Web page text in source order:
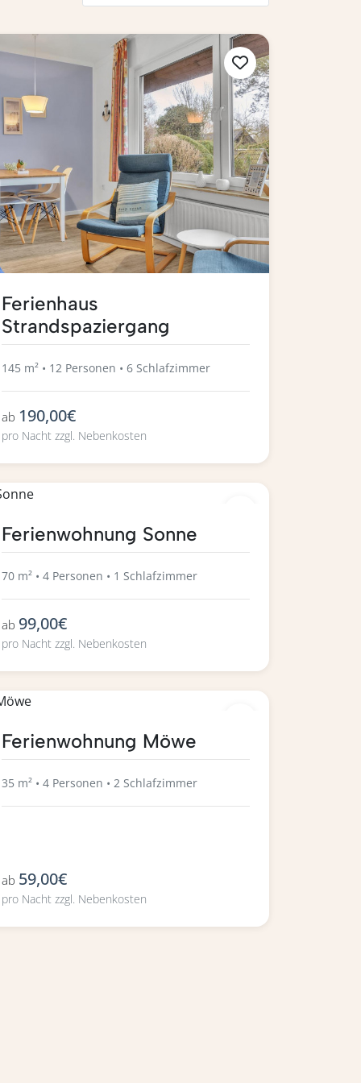
Ferienhaus
Strandspaziergang
145 m² • 12 Personen • 6 Schlafzimmer
ab 190,00€
pro Nacht zzgl. Nebenkosten
Ferienwohnung Sonne
70 m² • 4 Personen • 1 Schlafzimmer
ab 99,00€
pro Nacht zzgl. Nebenkosten
Ferienwohnung Möwe
35 m² • 4 Personen • 2 Schlafzimmer
ab 59,00€
pro Nacht zzgl. Nebenkosten